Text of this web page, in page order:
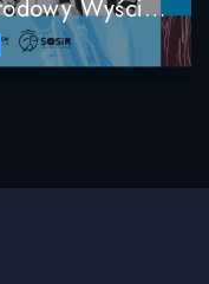
[NA ŻYWO] 36. Międzynarodowy Wyścig Kolarski „Ślężański Mnich” 2023, Sobótka